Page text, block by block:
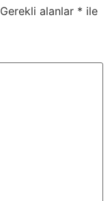
Gerekli alanlar * ile